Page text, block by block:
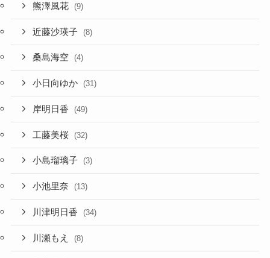
熊澤風花 (9)
近藤沙瑛子 (8)
桑島海空 (4)
小日向ゆか (31)
岸明日香 (49)
工藤美桜 (32)
小島瑠璃子 (3)
小池里奈 (13)
川津明日香 (34)
川瀬もえ (8)